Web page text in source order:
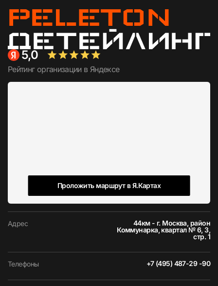
5,0
Рейтинг организации в Яндексе
Проложить маршрут в Я.Картах
Адрес
44км - г. Москва, район
Коммунарка, квартал № 6, 3,
стр. 1
Телефоны +7 (495) 487-29 -90